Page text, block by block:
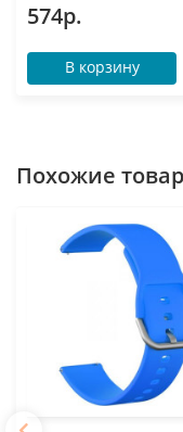
574р.
В корзину
Похожие